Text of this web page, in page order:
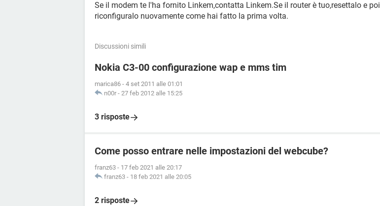
Se il modem te l'ha fornito Linkem,contatta Linkem.Se il router è tuo,resettalo e poi
riconfiguralo nuovamente come hai fatto la prima volta.
Discussioni simili
Nokia C3-00 configurazione wap e mms tim
marica86 - 4 set 2011 alle 01:01
n00r - 27 feb 2012 alle 15:25
3 risposte
Come posso entrare nelle impostazioni del webcube?
franz63 - 17 feb 2021 alle 20:17
franz63 - 18 feb 2021 alle 20:05
2 risposte